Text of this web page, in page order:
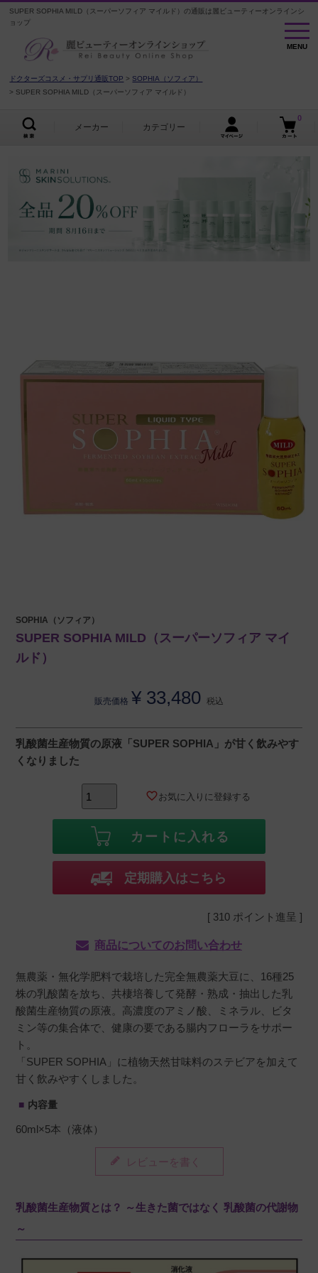
SUPER SOPHIA MILD（スーパーソフィア マイルド）の通販は麗ビューティーオンラインシ
ョップ
MENU
MENU
ドクターズコスメ・サプリ通販TOP
SOPHIA（ソフィア）
SUPER SOPHIA MILD（スーパーソフィア マイルド）
メーカー カテゴリー
0
SOPHIA（ソフィア）
SUPER SOPHIA MILD（スーパーソフィア マイ
ルド）
販売価格 ¥ 33,480 税込
乳酸菌生産物質の原液「SUPER SOPHIA」が甘く飲みやす
くなりました
お気に入りに登録する
カートに入れる
定期購入はこちら
[ 310 ポイント進呈 ]
商品についてのお問い合わせ
無農薬・無化学肥料で栽培した完全無農薬大豆に、16種25
株の乳酸菌を放ち、共棲培養して発酵・熟成・抽出した乳
酸菌生産物質の原液。高濃度のアミノ酸、ミネラル、ビタ
ミン等の集合体で、健康の要である腸内フローラをサポー
ト。
「SUPER SOPHIA」に植物天然甘味料のステビアを加えて
甘く飲みやすくしました。
内容量
60ml×5本（液体）
レビューを書く
乳酸菌生産物質とは？ ～生きた菌ではなく 乳酸菌の代謝物
～